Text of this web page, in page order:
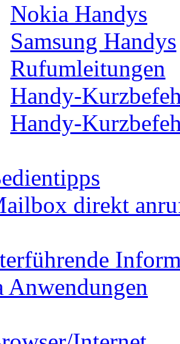
Nokia Handys
Samsung Handys
Rufumleitungen
Handy-
Handy-
direkt
Anwendungen